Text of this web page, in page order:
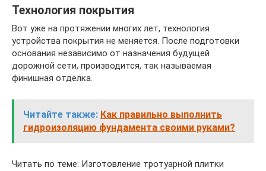
Технология покрытия
Вот уже на протяжении многих лет, технология
устройства покрытия не меняется. После подготовки
основания независимо от назначения будущей
дорожной сети, производится, так называемая
финишная отделка.
Читайте также: Как правильно выполнить
гидроизоляцию фундамента своими руками?
Читать по теме: Изготовление тротуарной плитки